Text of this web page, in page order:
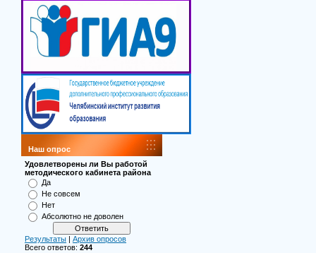
Наш опрос
Удовлетворены ли Вы работой
методического кабинета района
Да
Не совсем
Нет
Абсолютно не доволен
Результаты
Архив опросов
Всего ответов: 244